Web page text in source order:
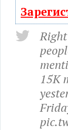
15K